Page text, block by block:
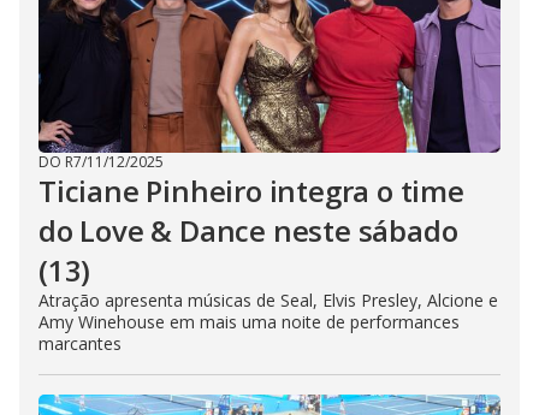
DO R7/11/12/2025
Ticiane Pinheiro integra o time
do Love & Dance neste sábado
(13)
Atração apresenta músicas de Seal, Elvis Presley, Alcione e
Amy Winehouse em mais uma noite de performances
marcantes